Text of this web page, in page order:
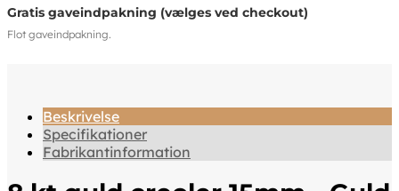
Gratis gaveindpakning (vælges ved checkout)
Flot gaveindpakning.
Beskrivelse
Specifikationer
Fabrikantinformation